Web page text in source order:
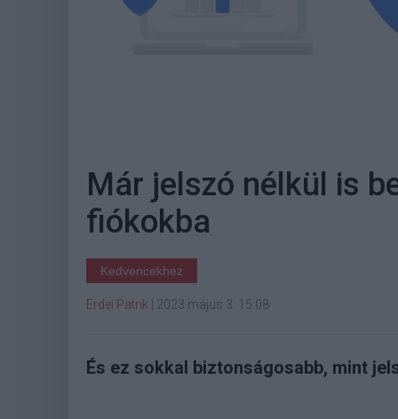
Már jelszó nélkül is
fiókokba
Kedvencekhez
Erdei Patrik 2023 május 3. 15:08
És ez sokkal biztonságosabb, mint